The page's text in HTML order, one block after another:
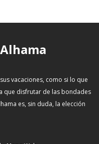
vacaciones, como si lo que
que disfrutar de las bondades
es, sin duda, la elección